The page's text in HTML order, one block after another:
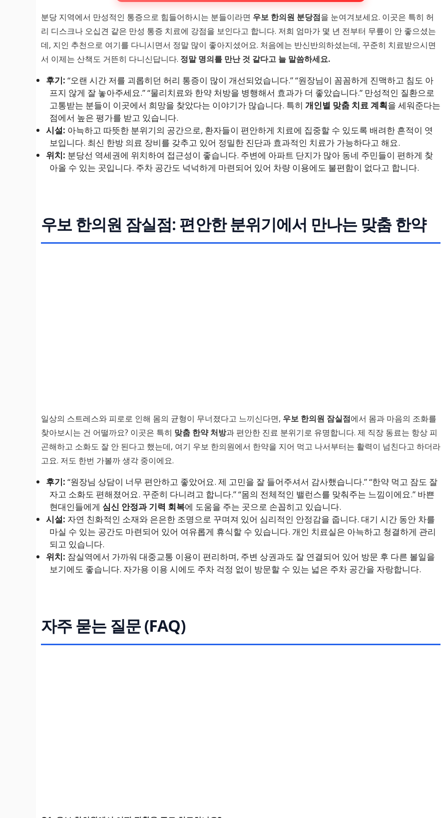
분당 지역에서 만성적인 통증으로 힘들어하시는 분들이라면 우보 한의원 분당점을 눈여겨보세요. 이곳은 특히 허
리 디스크나 오십견 같은 만성 통증 치료에 강점을 보인다고 합니다. 저희 엄마가 몇 년 전부터 무릎이 안 좋으셨는
데, 지인 추천으로 여기를 다니시면서 정말 많이 좋아지셨어요. 처음에는 반신반의하셨는데, 꾸준히 치료받으시면
서 이제는 산책도 거뜬히 다니신답니다. 정말 명의를 만난 것 같다고 늘 말씀하세요.
후기: “오랜 시간 저를 괴롭히던 허리 통증이 많이 개선되었습니다.” “원장님이 꼼꼼하게 진맥하고 침도 아
프지 않게 잘 놓아주세요.” “물리치료와 한약 처방을 병행해서 효과가 더 좋았습니다.” 만성적인 질환으로
고통받는 분들이 이곳에서 희망을 찾았다는 이야기가 많습니다. 특히 개인별 맞춤 치료 계획을 세워준다는
점에서 높은 평가를 받고 있습니다.
시설: 아늑하고 따뜻한 분위기의 공간으로, 환자들이 편안하게 치료에 집중할 수 있도록 배려한 흔적이 엿
보입니다. 최신 한방 의료 장비를 갖추고 있어 정밀한 진단과 효과적인 치료가 가능하다고 해요.
위치: 분당선 역세권에 위치하여 접근성이 좋습니다. 주변에 아파트 단지가 많아 동네 주민들이 편하게 찾
아올 수 있는 곳입니다. 주차 공간도 넉넉하게 마련되어 있어 차량 이용에도 불편함이 없다고 합니다.
우보 한의원 잠실점: 편안한 분위기에서 만나는 맞춤 한약
일상의 스트레스와 피로로 인해 몸의 균형이 무너졌다고 느끼신다면, 우보 한의원 잠실점에서 몸과 마음의 조화를
찾아보시는 건 어떨까요? 이곳은 특히 맞춤 한약 처방과 편안한 진료 분위기로 유명합니다. 제 직장 동료는 항상 피
곤해하고 소화도 잘 안 된다고 했는데, 여기 우보 한의원에서 한약을 지어 먹고 나서부터는 활력이 넘친다고 하더라
고요. 저도 한번 가볼까 생각 중이에요.
후기: “원장님 상담이 너무 편안하고 좋았어요. 제 고민을 잘 들어주셔서 감사했습니다.” “한약 먹고 잠도 잘
자고 소화도 편해졌어요. 꾸준히 다니려고 합니다.” “몸의 전체적인 밸런스를 맞춰주는 느낌이에요.” 바쁜
현대인들에게 심신 안정과 기력 회복에 도움을 주는 곳으로 손꼽히고 있습니다.
시설: 자연 친화적인 소재와 은은한 조명으로 꾸며져 있어 심리적인 안정감을 줍니다. 대기 시간 동안 차를
마실 수 있는 공간도 마련되어 있어 여유롭게 휴식할 수 있습니다. 개인 치료실은 아늑하고 청결하게 관리
되고 있습니다.
위치: 잠실역에서 가까워 대중교통 이용이 편리하며, 주변 상권과도 잘 연결되어 있어 방문 후 다른 볼일을
보기에도 좋습니다. 자가용 이용 시에도 주차 걱정 없이 방문할 수 있는 넓은 주차 공간을 자랑합니다.
자주 묻는 질문 (FAQ)